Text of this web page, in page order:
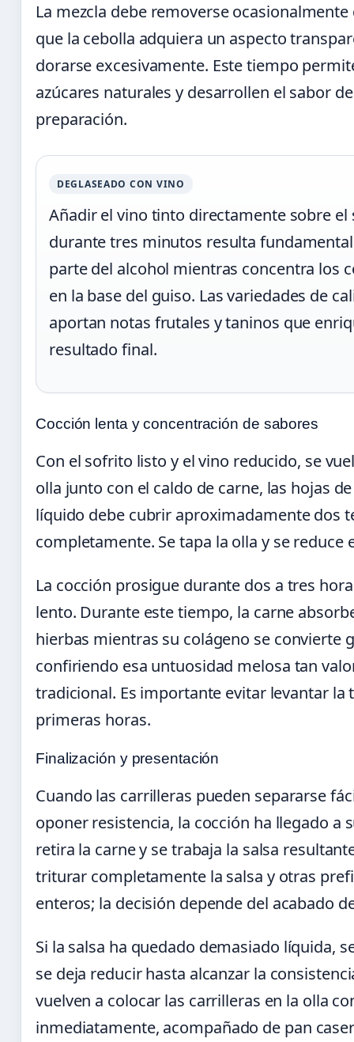
La mezcla debe removerse
que la cebolla adquiera un aspecto
dorarse excesivamente. Este tiempo
azúcares naturales y desarrollen el sabor
preparación.
DEGLASEADO CON VINO
Añadir el vino tinto directamente sobre
durante tres minutos resulta
parte del alcohol mientras concentra los
en la base del guiso. Las variedades de
aportan notas frutales y taninos que
resultado final.
Cocción lenta y concentración de sabores
Con el sofrito listo y el vino reducido, se
olla junto con el caldo de carne, las hojas
líquido debe cubrir aproximadamente dos
completamente. Se tapa la olla y se reduce
La cocción prosigue durante dos a tres
lento. Durante este tiempo, la carne
hierbas mientras su colágeno se convierte
confiriendo esa untuosidad melosa tan
tradicional. Es importante evitar levantar
primeras horas.
Finalización y presentación
Cuando las carrilleras pueden separarse
oponer resistencia, la cocción ha llegado a
retira la carne y se trabaja la salsa
triturar completamente la salsa y otras
enteros; la decisión depende del acabado
Si la salsa ha quedado demasiado líquida,
se deja reducir hasta alcanzar la
vuelven a colocar las carrilleras en la olla
inmediatamente, acompañado de pan